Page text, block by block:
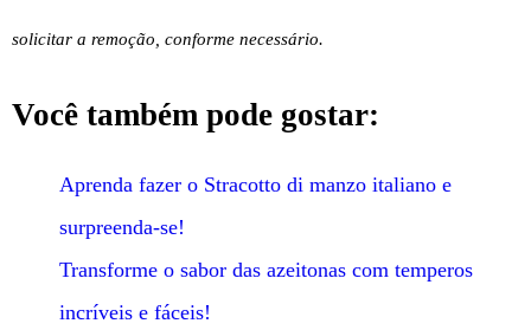
solicitar a remoção, conforme necessário.
Você também pode gostar:
Aprenda fazer o Stracotto di manzo italiano e
surpreenda-se!
Transforme o sabor das azeitonas com temperos
incríveis e fáceis!